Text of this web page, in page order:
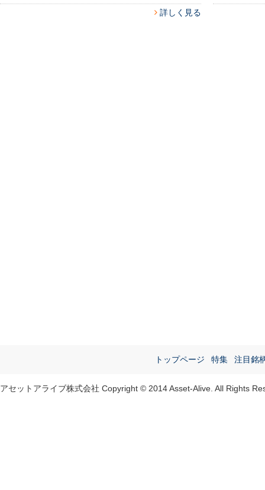
詳しく見る
トップページ 特集 注目銘
アセットアライブ株式会社 Copyright © 2014 Asset-Alive. All Rights